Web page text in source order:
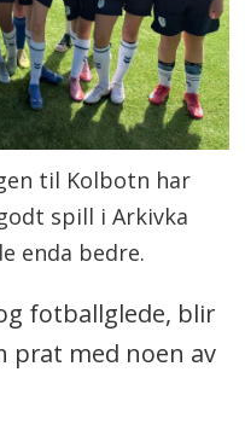
til Kolbotn har
spill i Arkivka
enda bedre.
fotballglede, blir
prat med noen av